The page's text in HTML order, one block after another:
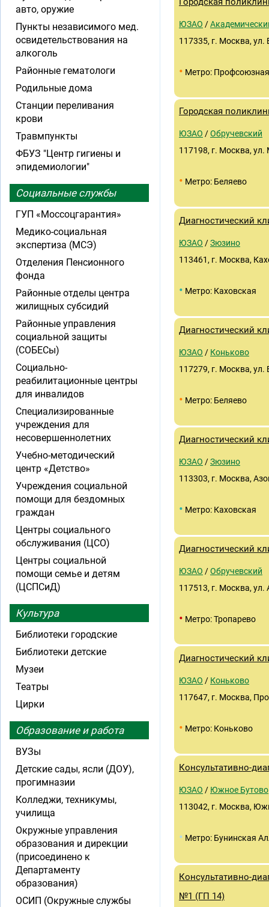
ЮЗАО /
117335, г. Москва, ул.
• Метро: Профсоюзная
Городская
ЮЗАО /Обручевский
117198, г. Москва,
• Метро: Беляево
Диагностический
ЮЗАО /Зюзино
113461, г. Москва,
• Метро: Каховская
Диагностический
ЮЗАО / Коньково
117279, г. Москва, ул.
• Метро: Беляево
Диагностический
ЮЗАО /Зюзино
113303, г. Москва,
• Метро: Каховская
Диагностический
ЮЗАО /Обручевский
117513, г. Москва,
• Метро: Тропарево
Диагностический
ЮЗАО / Коньково
117647, г. Москва,
• Метро: Коньково
Консультативно-
ЮЗАО / Южное Бутово
113042, г. Москва,
• Метро: Бунинская
Консультативно-
№1 (ГП 14)
авто, оружие
Пункты независимого мед.
освидетельствования на
алкоголь
Районные гематологи
Родильные дома
Станции переливания
крови
Травмпункты
ФБУЗ "Центр гигиены и
эпидемиологии"
Социальные службы
ГУП «Моссоцгарантия»
Медико-социальная
экспертиза (МСЭ)
Отделения Пенсионного
фонда
Районные отделы центра
жилищных субсидий
Районные управления
социальной защиты
(СОБЕСы)
Социально-
реабилитационные центры
для инвалидов
Специализированные
учреждения для
несовершеннолетних
Учебно-методический
центр «Детство»
Учреждения социальной
помощи для бездомных
граждан
Центры социального
обслуживания (ЦСО)
Центры социальной
помощи семье и детям
(ЦСПСиД)
Культура
Библиотеки городские
Библиотеки детские
Музеи
Театры
Цирки
Образование и работа
ВУЗы
Детские сады, ясли (ДОУ),
прогимназии
Колледжи, техникумы,
училища
Окружные управления
образования и дирекции
(присоединено к
Департаменту
образования)
ОСИП (Окружные службы